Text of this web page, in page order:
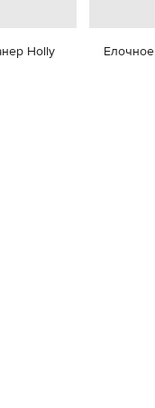
Holly